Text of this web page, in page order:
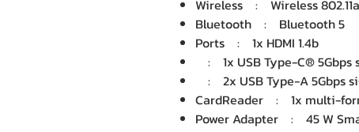
Wireless : Wireless
Bluetooth : Bluetooth 5
Ports : 1x HDMI 1.4b
: 1x USB Type-C® 5Gbps
: 2x USB Type-A 5Gbps
CardReader : 1x multi-
Power Adapter : 45 W